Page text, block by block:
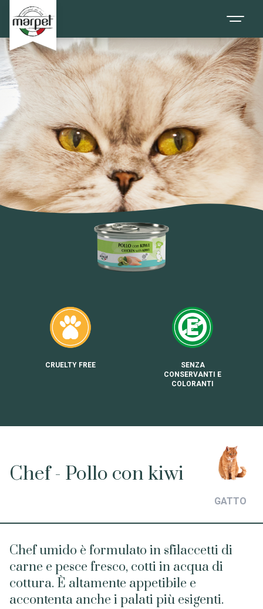
Chef - Pollo con kiwi
GATTO
Chef umido è formulato in sfilaccetti di
carne e pesce fresco, cotti in acqua di
cottura. È altamente appetibile e
accontenta anche i palati più esigenti.
CRUELTY FREE
SENZA
CONSERVANTI E
COLORANTI